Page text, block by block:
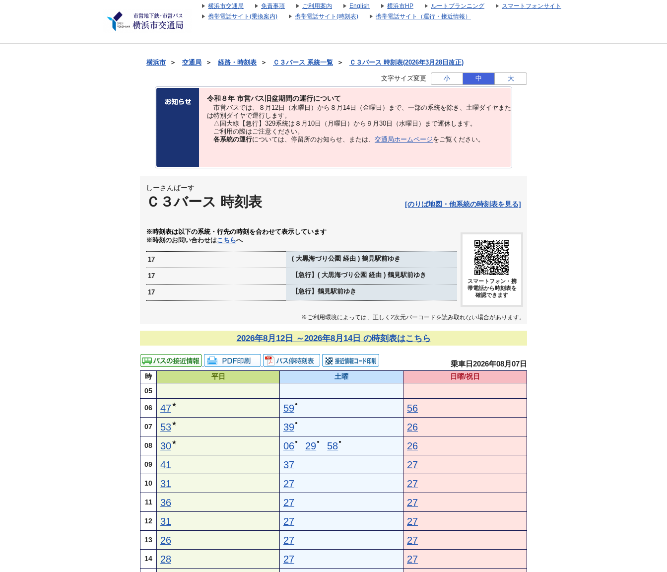
横浜市交通局 免責事項 ご利用案内 English 横浜市HP ルートプランニング
スマートフォンサイト
携帯電話サイト(乗換案内)
携帯電話サイト(時刻表) 携帯電話サイト（運行・接近情報）
横浜市 ＞ 交通局 ＞ 経路・時刻表 ＞ Ｃ３バース 系統一覧 ＞ Ｃ３バース 時刻表(2026年3月28日改正)
文字サイズ変更 小 中 大
令和８年 市営バス旧盆期間の運行について
市営バスでは、８⽉12⽇（水曜日）から８⽉14⽇（金曜日）まで、⼀部の系統を除き、⼟曜ダイヤまた
は特別ダイヤで運⾏します。
△国大線【急行】329系統は８月10日（月曜日）から９月30日（水曜日）まで運休します。
ご利用の際はご注意ください。
各系統の運行については、停留所のお知らせ、または、 交通局ホームページをご覧ください。
しーさんばーす
Ｃ３バース 時刻表 [のりば地図・他系統の時刻表を見る]
※時刻表は以下の系統・行先の時刻を合わせて表示しています
※時刻のお問い合わせはこちらへ
17 ( 大黒海づり公園 経由 ) 鶴見駅前ゆき
17 【急行】( 大黒海づり公園 経由 ) 鶴見駅前ゆき
17 【急行】鶴見駅前ゆき
スマートフォン・携
帯電話から時刻表を
確認できます
※ご利用環境によっては、正しく2次元バーコードを読み取れない場合があります。
2026年8月12日 ～2026年8月14日 の時刻表はこちら
乗車日2026年08月07日
時 平日 土曜
日曜/祝日
05
06 47★ 59● 56
07 53★ 39● 26
08 30★ 06● 29● 58● 26
09 41 37 27
10 31 27 27
11 36 27 27
12 31 27 27
13 26 27 27
14 28 27 27